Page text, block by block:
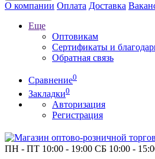
О компании Оплата Доставка
Еще
Оптовикам
Сертификаты и
Обратная связь
Сравнение0
Закладки0
Авторизация
Регистрация
ПН - ПТ 10:00 - 19:00 СБ 10:00 -